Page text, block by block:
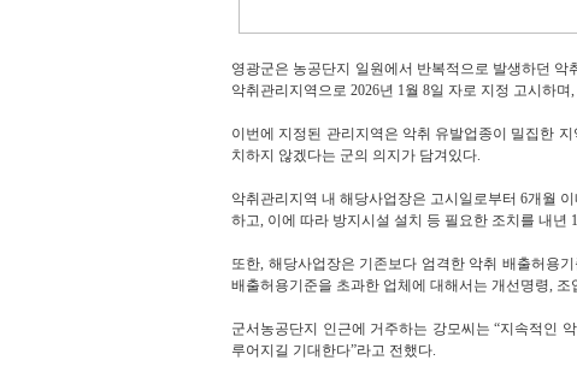
영광군은 농공단지 일원에서 반복적으로 발생하던
악취관리지역으로 2026년 1월 8일 자로 지정 고시하
이번에 지정된 관리지역은 악취 유발업종이 밀집한
치하지 않겠다는 군의 의지가 담겨있다.
악취관리지역 내 해당사업장은 고시일로부터 6개월
하고, 이에 따라 방지시설 설치 등 필요한 조치를 내년
또한, 해당사업장은 기존보다 엄격한 악취 배출허용
배출허용기준을 초과한 업체에 대해서는 개선명령,
군서농공단지 인근에 거주하는 강모씨는 “지속적인
루어지길 기대한다”라고 전했다.